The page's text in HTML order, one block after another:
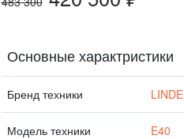
Основные характристики
Бренд техники LINDE
Модель техники E40